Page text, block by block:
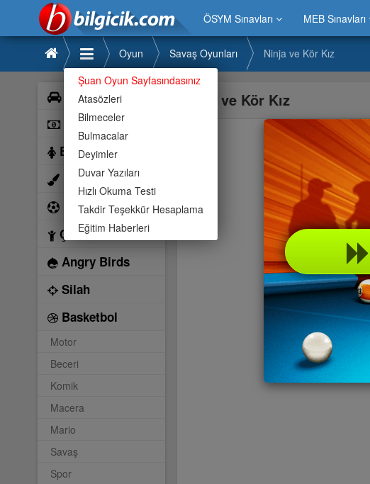
ÖSYM Sınavları MEB Sınavları
Şuan Oyun Sayfasındasınız
Atasözleri
Bilmeceler
Bulmacalar
Deyimler
Duvar Yazıları
Hızlı Okuma Testi
Takdir Teşekkür Hesaplama
Eğitim Haberleri
Oyun Savaş Oyunları Ninja ve Kör Kız
Araba
Bilardo
Barbie
Boyama
Futbol
Çocuk
Angry Birds
Silah
Basketbol
Motor
Beceri
Komik
Macera
Mario
Savaş
Spor
Ninja ve Kör Kız